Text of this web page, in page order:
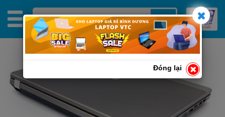
Đóng lại